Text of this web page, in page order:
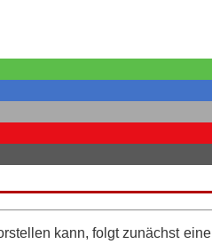
kann, folgt zunächst eine